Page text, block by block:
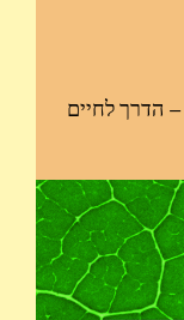
הדרך לחיים